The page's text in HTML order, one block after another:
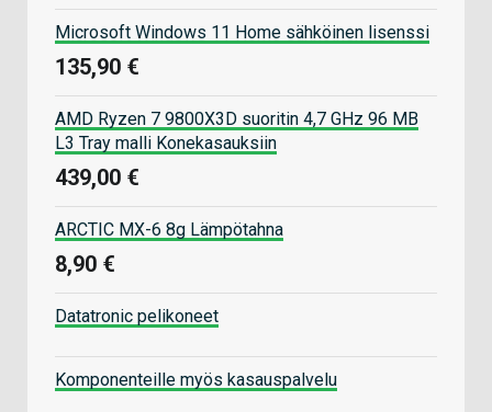
Microsoft Windows 11 Home sähköinen lisenssi
135,90 €
AMD Ryzen 7 9800X3D suoritin 4,7 GHz 96 MB
L3 Tray malli Konekasauksiin
439,00 €
ARCTIC MX-6 8g Lämpötahna
8,90 €
Datatronic pelikoneet
Komponenteille myös kasauspalvelu